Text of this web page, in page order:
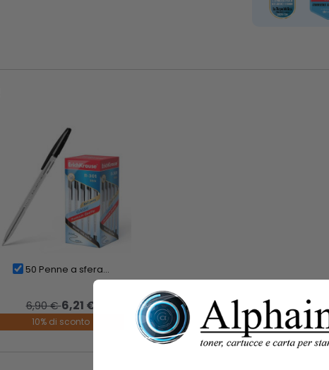
50 Penne a sfera...
6,90 €6,21 €
10% di sconto